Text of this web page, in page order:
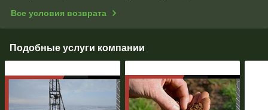
Все условия возврата
Подобные услуги компании